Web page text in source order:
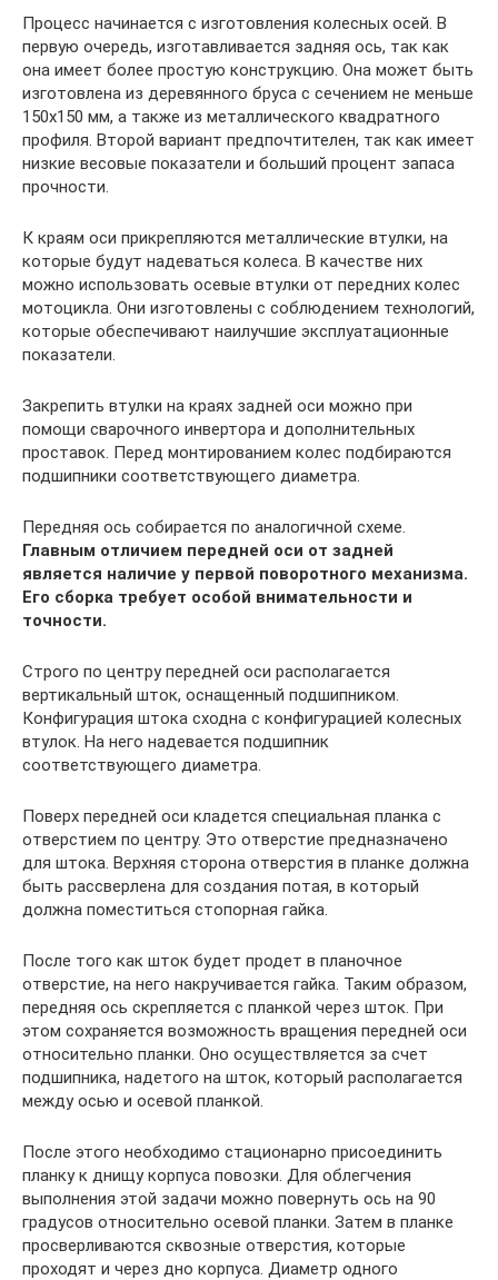
Процесс начинается с изготовления колесных осей. В
первую очередь, изготавливается задняя ось, так как
она имеет более простую конструкцию. Она может быть
изготовлена из деревянного бруса с сечением не меньше
150х150 мм, а также из металлического квадратного
профиля. Второй вариант предпочтителен, так как имеет
низкие весовые показатели и больший процент запаса
прочности.
К краям оси прикрепляются металлические втулки, на
которые будут надеваться колеса. В качестве них
можно использовать осевые втулки от передних колес
мотоцикла. Они изготовлены с соблюдением технологий,
которые обеспечивают наилучшие эксплуатационные
показатели.
Закрепить втулки на краях задней оси можно при
помощи сварочного инвертора и дополнительных
проставок. Перед монтированием колес подбираются
подшипники соответствующего диаметра.
Передняя ось собирается по аналогичной схеме.
Главным отличием передней оси от задней
является наличие у первой поворотного механизма.
Его сборка требует особой внимательности и
точности.
Строго по центру передней оси располагается
вертикальный шток, оснащенный подшипником.
Конфигурация штока сходна с конфигурацией колесных
втулок. На него надевается подшипник
соответствующего диаметра.
Поверх передней оси кладется специальная планка с
отверстием по центру. Это отверстие предназначено
для штока. Верхняя сторона отверстия в планке должна
быть рассверлена для создания потая, в который
должна поместиться стопорная гайка.
После того как шток будет продет в планочное
отверстие, на него накручивается гайка. Таким образом,
передняя ось скрепляется с планкой через шток. При
этом сохраняется возможность вращения передней оси
относительно планки. Оно осуществляется за счет
подшипника, надетого на шток, который располагается
между осью и осевой планкой.
После этого необходимо стационарно присоединить
планку к днищу корпуса повозки. Для облегчения
выполнения этой задачи можно повернуть ось на 90
градусов относительно осевой планки. Затем в планке
просверливаются сквозные отверстия, которые
проходят и через дно корпуса. Диаметр одного